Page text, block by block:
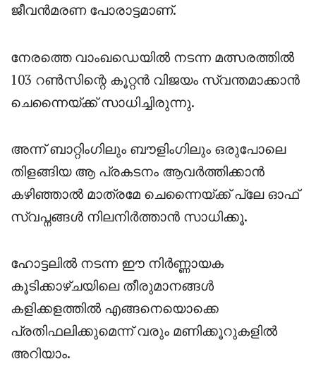
ജീവൻമരണ പോരാട്ടമാണ്.
നേരത്തെ വാംഖഡെയിൽ നടന്ന മത്സരത്തിൽ
103 റൺസിന്റെ കൂറ്റൻ വിജയം സ്വന്തമാക്കാൻ
ചെന്നൈയ്ക്ക് സാധിച്ചിരുന്നു.
അന്ന് ബാറ്റിംഗിലും ബൗളിംഗിലും ഒരുപോലെ
തിളങ്ങിയ ആ പ്രകടനം ആവർത്തിക്കാൻ
കഴിഞ്ഞാൽ മാത്രമേ ചെന്നൈയ്ക്ക് പ്ലേ ഓഫ്
സ്വപ്നങ്ങൾ നിലനിർത്താൻ സാധിക്കൂ.
ഹോട്ടലിൽ നടന്ന ഈ നിർണ്ണായക
കൂടിക്കാഴ്ചയിലെ തീരുമാനങ്ങൾ
കളിക്കളത്തിൽ എങ്ങനെയൊക്കെ
പ്രതിഫലിക്കുമെന്ന് വരും മണിക്കൂറുകളിൽ
അറിയാം.